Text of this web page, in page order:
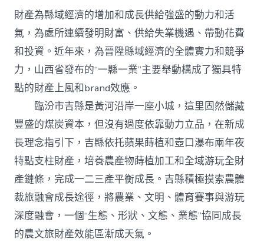
財
產
進
級
打
造
查
養
網
站
“農
體
裁
旅”
效
能
區
_
財產為縣域經濟的增加和成長供給強盛的動力和活
氣，為處所連續發明財富、供給失業機遇、帶動花費
和投資。近年來，為晉陞縣域經濟的全體實力和競爭
力，山西省發布的“一縣一業”主要舉動構成了獨具特
點的財產上風和brand效應。
臨汾市吉縣是黃河沿岸一座小城，這里固然儲藏
豐盛的煤炭資本，但沒有過度依靠動力立品，在新成
長理念指引下，吉縣依托蘋果蒔植和壺口瀑布兩年夜
特點支柱財產，培養農產物蒔植加工和全域游玩全財
產鏈條，完成一二三產平衡成長。吉縣積極摸索農體
裁旅融會成長途徑，將農業、文明、體育賽事與游玩
深度融會，一個“生態、形狀、文態、業態”協同成長
的農文旅財產效能區漸成天氣。